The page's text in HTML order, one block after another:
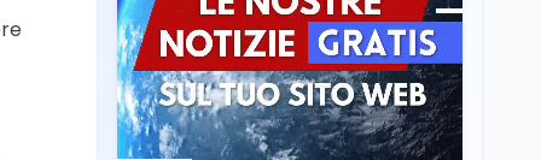
soddisfazione di
Mollicone
Scuola6 ago
Posizioni economiche
ATA: 46.297 nuove
posizioni economiche
con arretrati fino a